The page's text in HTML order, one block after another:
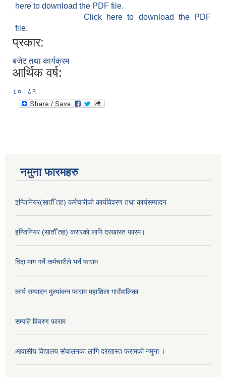
here to download the PDF file.
Click here to download the PDF
file.
प्रकार:
बजेट तथा कार्यक्रम
आर्थिक वर्ष:
८०।८१
नमुना फारमहरु
इन्जिनियर(सातौँ तह) कर्मचारीको कार्यविवरण तथा कार्यसम्पादन
इन्जिनियर (सातौँ तह) करारको लागि दरखास्त फारम।
विदा माग गर्ने कर्मचारीले भर्ने फाराम
कार्य सम्पादन मुल्यांकन फाराम महाशिला गाउँपालिका
सम्पति विवरण फाराम
आवासीय विद्यालय संचालनका लागि दरखास्त फरामको नमुना ।